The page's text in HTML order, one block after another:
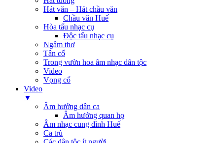
Hát văn – Hát chầu văn
Chầu văn Huế
Hòa tấu nhạc cụ
Độc tấu nhạc cụ
Ngâm thơ
Tân cổ
Trong vườn hoa âm nhạc dân tộc
Video
Vọng cổ
Video
▼
Âm hưởng dân ca
Âm hưởng quan họ
Âm nhạc cung đình Huế
Ca trù